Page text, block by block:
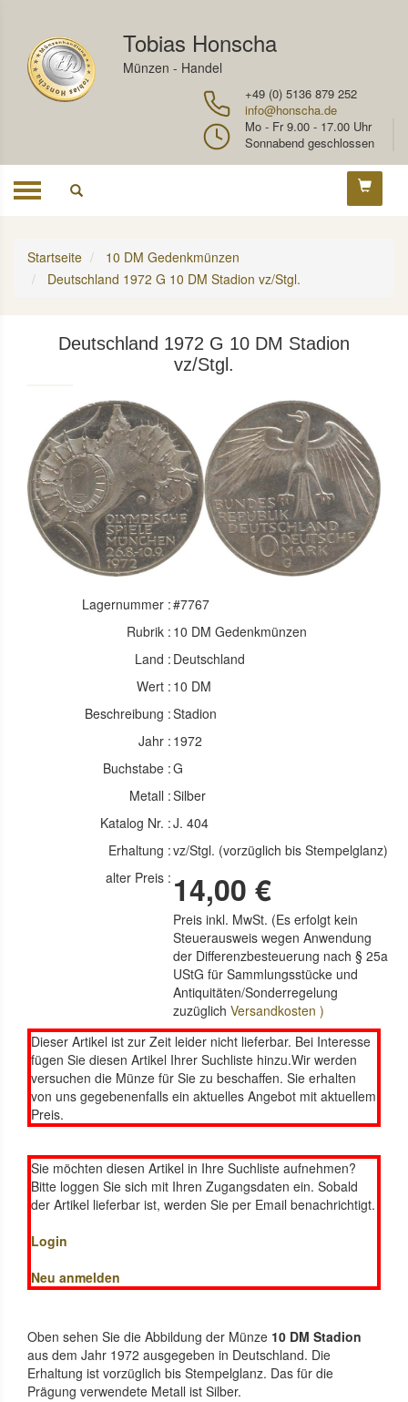
Tobias Honscha
Münzen - Handel
+49 (0) 5136 879 252
info@honscha.de
Mo - Fr 9.00 - 17.00 Uhr
Sonnabend geschlossen
Toggle
Startseite
10 DM Gedenkmünzen
Deutschland 1972 G 10 DM Stadion vz/Stgl.
Deutschland 1972 G 10 DM Stadion
vz/Stgl.
Lagernummer :#7767
Rubrik : 10 DM Gedenkmünzen
Land : Deutschland
Wert : 10 DM
Beschreibung :Stadion
Jahr : 1972
Buchstabe :G
Metall :Silber
Katalog Nr. :J. 404
Erhaltung :vz/Stgl. (vorzüglich bis Stempelglanz)
alter Preis : 14,00 €
Preis inkl. MwSt. (Es erfolgt kein
Steuerausweis wegen Anwendung
der Differenzbesteuerung nach § 25a
UStG für Sammlungsstücke und
Antiquitäten/Sonderregelung
zuzüglichVersandkosten )
Dieser Artikel ist zur Zeit leider nicht lieferbar. Bei Interesse
fügen Sie diesen Artikel Ihrer Suchliste hinzu.Wir werden
versuchen die Münze für Sie zu beschaffen. Sie erhalten
von uns gegebenenfalls ein aktuelles Angebot mit aktuellem
Preis.
Sie möchten diesen Artikel in Ihre Suchliste aufnehmen?
Bitte loggen Sie sich mit Ihren Zugangsdaten ein. Sobald
der Artikel lieferbar ist, werden Sie per Email benachrichtigt.
Login
Neu anmelden
Oben sehen Sie die Abbildung der Münze 10 DM Stadion
aus dem Jahr 1972 ausgegeben in Deutschland. Die
Erhaltung ist vorzüglich bis Stempelglanz. Das für die
Prägung verwendete Metall ist Silber.